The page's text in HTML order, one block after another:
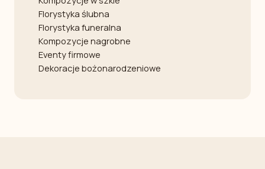
Florystyka ślubna
Florystyka funeralna
Kompozycje nagrobne
Eventy firmowe
Dekoracje bożonarodzeniowe